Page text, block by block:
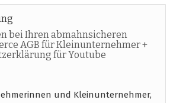
bei Ihren abmahnsicheren
AGB für Kleinunternehmer +
für Youtube
und Kleinunternehmer,